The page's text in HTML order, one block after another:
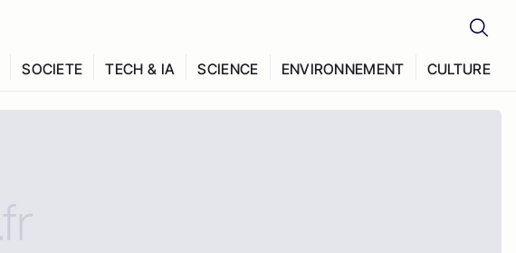
SOCIETE TECH & IA SCIENCE ENVIRONNEMENT CULTURE